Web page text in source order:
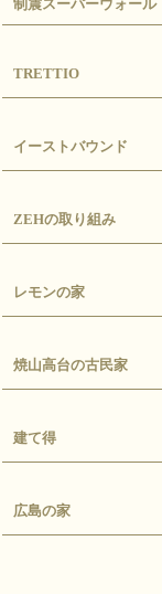
制震スーパーウォール
TRETTIO
イーストバウンド
ZEHの取り組み
レモンの家
焼山高台の古民家
建て得
広島の家